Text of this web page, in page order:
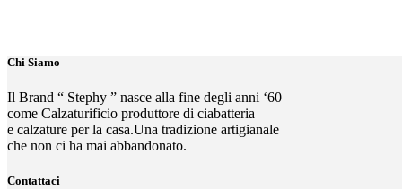
Chi Siamo
Il Brand “ Stephy ” nasce alla fine degli anni ‘60
come Calzaturificio produttore di ciabatteria
e calzature per la casa.Una tradizione artigianale
che non ci ha mai abbandonato.
Contattaci